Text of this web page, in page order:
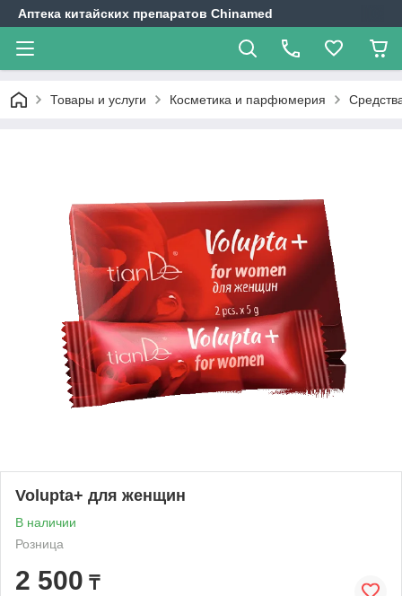
Аптека китайских препаратов Chinamed
Товары и услуги Косметика и парфюмерия
Volupta+ для женщин
В наличии
Розница
2 500 ₸